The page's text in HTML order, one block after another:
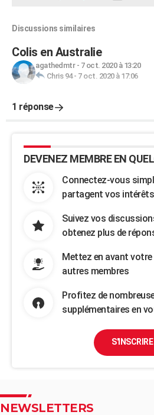
Discussions similaires
Colis en Australie
agathedmtr- 7 oct. 2020 à 13:20
Chris 94- 7 oct. 2020 à 17:06
1 réponse
DEVENEZ MEMBRE EN
Connectez-vous
partagent vos intérêts
Suivez vos
obtenez plus de
Mettez en avant
autres membres
Profitez de
supplémentaires en
S'INSCRIRE
NEWSLETTERS